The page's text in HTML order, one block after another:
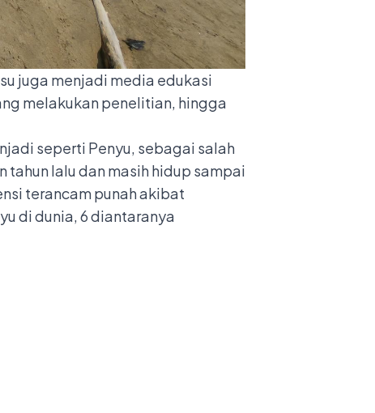
juga menjadi media edukasi
melakukan penelitian, hingga
seperti Penyu, sebagai salah
tahun lalu dan masih hidup sampai
terancam punah akibat
di dunia, 6 diantaranya